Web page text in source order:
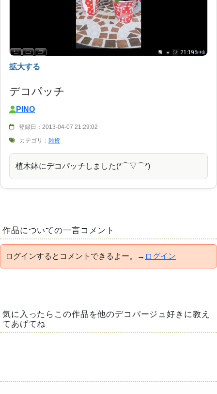
拡大する
デコパッチ
PINO
登録日：2013-04-07 21:29:02
カテゴリ： 雑貨
植木鉢にデコパッチしました(*⌒▽⌒*)
作品についての一言コメント
ログインするとコメントできるよー。→ ログイン
気に入ったらこの作品を他のデコパージュ好きに教え
てあげてね